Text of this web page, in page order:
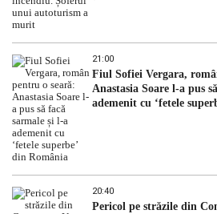
21:00
Fiul Sofiei Vergara,
Anastasia Soare l-a pus
ademenit cu ‘fetele
20:40
Pericol pe străzile din